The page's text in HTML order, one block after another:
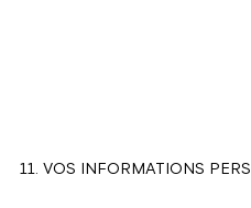
11. VOS INFORMATIONS